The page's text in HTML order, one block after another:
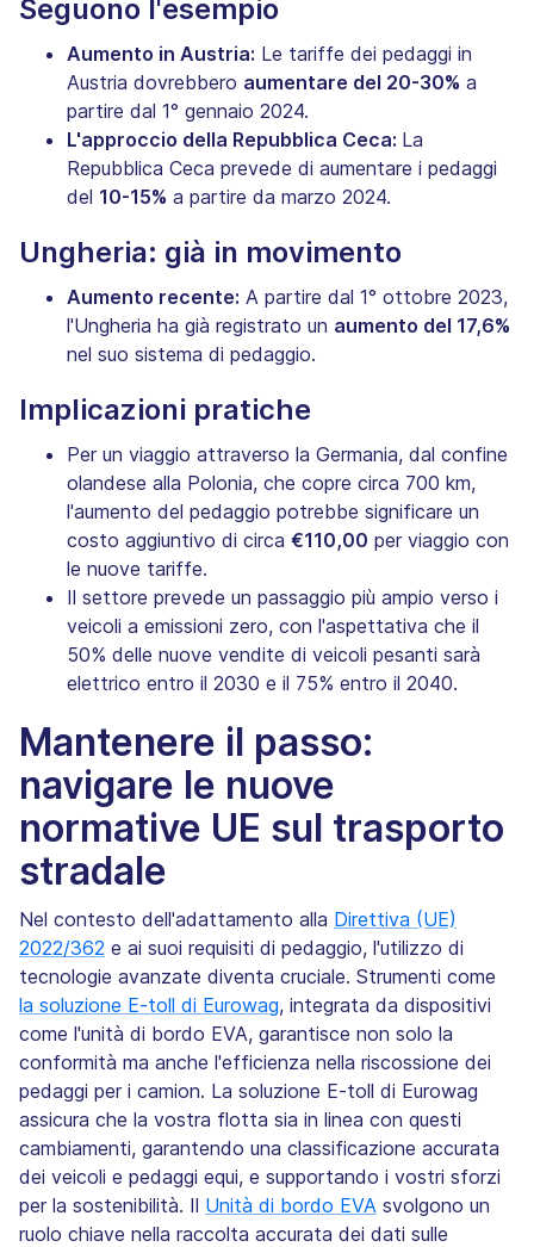
Seguono l'esempio
Aumento in Austria: Le tariffe dei pedaggi in
Austria dovrebbero aumentare del 20-30% a
partire dal 1° gennaio 2024.
L'approccio della Repubblica Ceca: La
Repubblica Ceca prevede di aumentare i pedaggi
del 10-15% a partire da marzo 2024.
Ungheria: già in movimento
Aumento recente: A partire dal 1° ottobre 2023,
l'Ungheria ha già registrato un aumento del 17,6%
nel suo sistema di pedaggio.
Implicazioni pratiche
Per un viaggio attraverso la Germania, dal confine
olandese alla Polonia, che copre circa 700 km,
l'aumento del pedaggio potrebbe significare un
costo aggiuntivo di circa €110,00 per viaggio con
le nuove tariffe.
Il settore prevede un passaggio più ampio verso i
veicoli a emissioni zero, con l'aspettativa che il
50% delle nuove vendite di veicoli pesanti sarà
elettrico entro il 2030 e il 75% entro il 2040.
Mantenere il passo:
navigare le nuove
normative UE sul trasporto
stradale
Nel contesto dell'adattamento alla Direttiva (UE)
2022/362 e ai suoi requisiti di pedaggio, l'utilizzo di
tecnologie avanzate diventa cruciale. Strumenti come
la soluzione E-toll di Eurowag, integrata da dispositivi
come l'unità di bordo EVA, garantisce non solo la
conformità ma anche l'efficienza nella riscossione dei
pedaggi per i camion. La soluzione E-toll di Eurowag
assicura che la vostra flotta sia in linea con questi
cambiamenti, garantendo una classificazione accurata
dei veicoli e pedaggi equi, e supportando i vostri sforzi
per la sostenibilità. Il Unità di bordo EVA svolgono un
ruolo chiave nella raccolta accurata dei dati sulle